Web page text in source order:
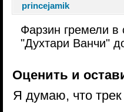
princejamik
Фарзин гремели в
"Духтари Ванчи"
Оценить и
Я думаю, что трек